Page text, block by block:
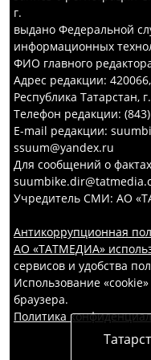
г.
выдано Федеральной
информационных
ФИО главного
Адрес редакции:
Республика Татарстан,
Телефон редакции:
E-mail редакции:
ssuum@yandex.ru
Для сообщений о
Учредитель СМИ: АО
Антикоррупционная
АО «ТАТМЕДИА»
сервисов и удобства
Использование
браузера.
Политика